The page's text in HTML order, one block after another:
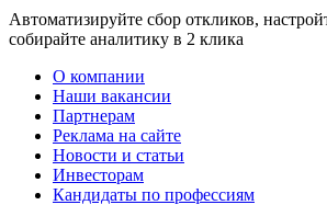
Автоматизируйте сбор откликов,
собирайте аналитику в 2 клика
О компании
Наши вакансии
Партнерам
Реклама на сайте
Новости и статьи
Инвесторам
Кандидаты по профессиям